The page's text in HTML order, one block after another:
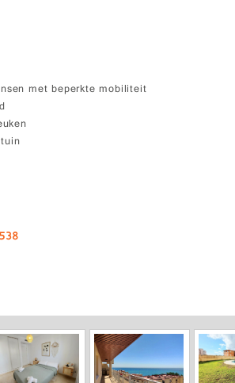
met beperkte mobiliteit